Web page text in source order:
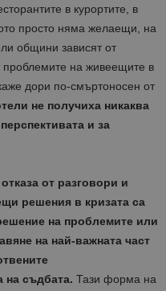
в курортите, в
просто няма желаещи, на
общини зависят от
проблемите на живеещите в
дори по-смъртоносен от
не получиха никаква
и за
от разговори и
решения в кризата са
на проблемите или
на най-важната част
на съдбата. Тази форма на